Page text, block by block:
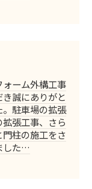
ォーム外構工事
誠にありがと
駐車場の拡張
張工事、さら
柱の施工をさ
した…